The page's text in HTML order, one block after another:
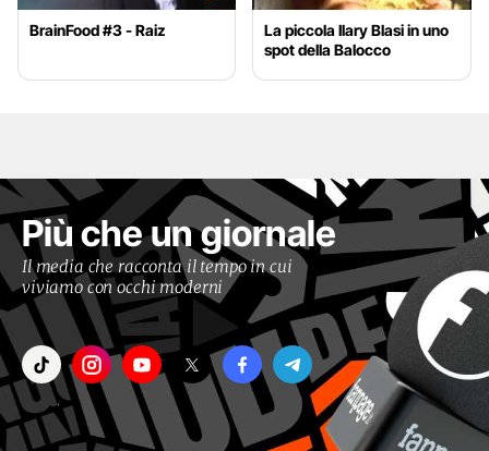
BrainFood #3 - Raiz
La piccola Ilary Blasi in uno
spot della Balocco
Più che un giornale
Il media che racconta il tempo in cui
viviamo con occhi moderni